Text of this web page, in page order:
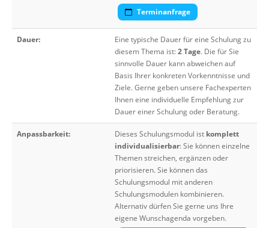
Terminanfrage
Dauer:
Eine typische Dauer für eine Schulung zu
diesem Thema ist:2 Tage. Die für Sie
sinnvolle Dauer kann abweichen auf
Basis Ihrer konkreten Vorkenntnisse und
Ziele. Gerne geben unsere Fachexperten
Ihnen eine individuelle Empfehlung zur
Dauer einer Schulung oder Beratung.
Anpassbarkeit: Dieses Schulungsmodul ist komplett
individualisierbar: Sie können einzelne
Themen streichen, ergänzen oder
priorisieren. Sie können das
Schulungsmodul mit anderen
Schulungsmodulen kombinieren.
Alternativ dürfen Sie gerne uns Ihre
eigene Wunschagenda vorgeben.